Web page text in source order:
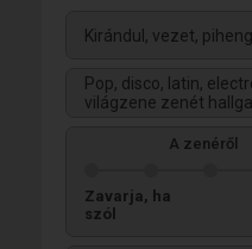
Kirándul, vezet,
Pop, disco, latin,
világzene zenét
A zenéről
Zavarja, ha
szól